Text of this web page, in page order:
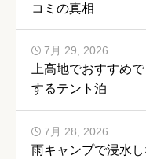
コミの真相
上高地でおすすめ
するテント泊
7月 29, 2026
雨キャンプで浸水
7月 28, 2026